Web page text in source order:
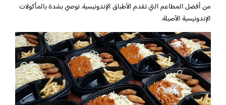
من أفضل المطاعم التي تقدم الأطباق الإندونيسية. نوصي بشدة بالمأكولات
الإندونيسية الأصيلة.